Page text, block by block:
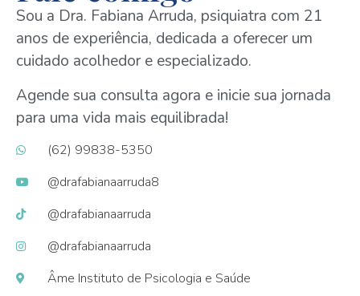
Sou a Dra. Fabiana Arruda, psiquiatra com 21
anos de experiência, dedicada a oferecer um
cuidado acolhedor e especializado.
Agende sua consulta agora e inicie sua jornada
para uma vida mais equilibrada!
(62) 99838-5350
@drafabianaarruda8
@drafabianaarruda
@drafabianaarruda
Âme Instituto de Psicologia e Saúde